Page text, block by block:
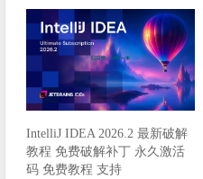
IntelliJ IDEA 2026.2 最新破解
教程 免费破解补丁 永久激活
码 免费教程 支持